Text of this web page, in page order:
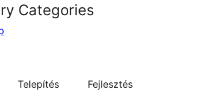
Categories
Telepítés Fejlesztés